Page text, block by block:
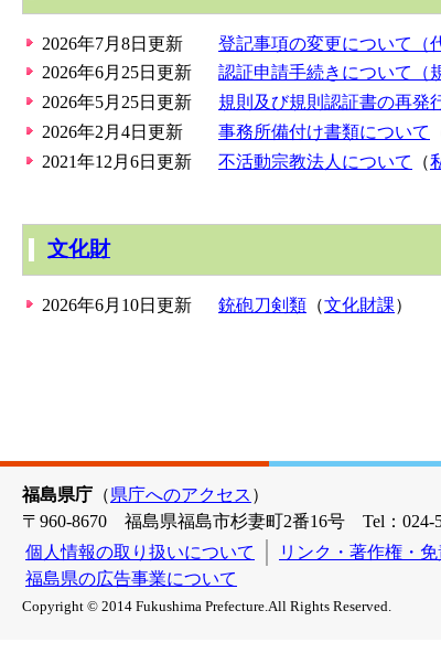
2026年7月8日更新 登記事項の変更について（
2026年6月25日更新
認証申請手続きについて（
2026年5月25日更新
規則及び規則認証書の再発
2026年2月4日更新
事務所備付け書類について
2021年12月6日更新
不活動宗教法人について （
文化財
2026年6月10日更新 銃砲刀剣類 （文化財課）
福島県庁 （県庁へのアクセス ）
〒960-8670 福島県福島市杉妻町2番16号 Tel：024-
個人情報の取り扱いについて
リンク・著作権・
福島県の広告事業について
Copyright © 2014 Fukushima Prefecture.All Rights Reserved.